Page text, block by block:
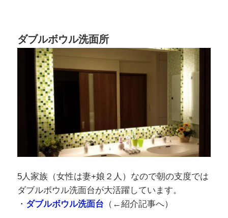
ダブルボウル洗面所
5人家族（女性は妻+娘２人）なので朝の支度では
ダブルボウル洗面台が大活躍しています。
・ ダブルボウル洗面台 （←紹介記事へ）